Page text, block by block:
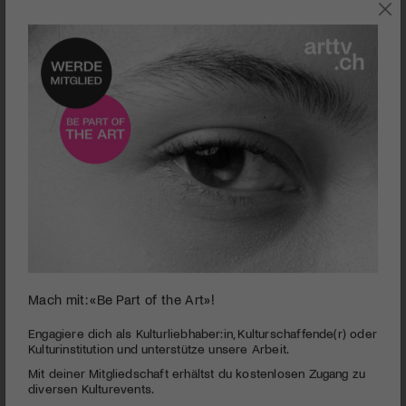
JAZZ
seconds
minutes,
Nik West eröffnete das Festival da Jazz St. Moritz
PUBLIZIERT AM 5. JULI 2024
Engagiere dich als Kulturliebhaber:in, Kulturschaffende(r) oder
Mit deiner Mitgliedschaft erhältst du kostenlosen Zugang zu